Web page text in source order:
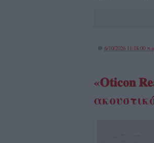
@ 6/10/2026 11:18:00
«𝐎𝐭𝐢𝐜𝐨𝐧